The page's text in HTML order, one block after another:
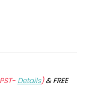
Details)&FREE